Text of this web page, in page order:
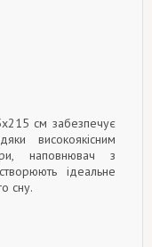
см забезпечує
високоякісним
наповнювач з
ідеальне
сну.